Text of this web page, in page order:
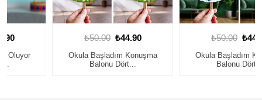
₺44.90
Okula Başladım Konuşma
Balonu Dört...
₺44.90
Okula Başladım Konuşma
Balonu Dört...